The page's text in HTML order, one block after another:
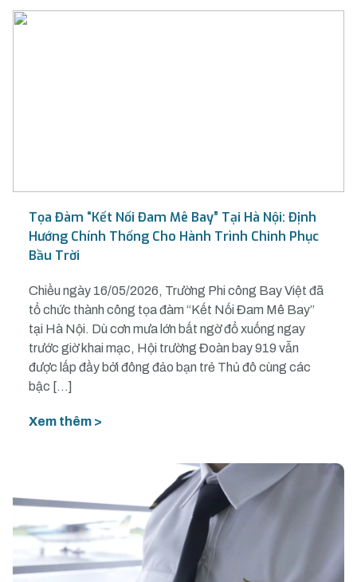
Tọa Đàm “Kết Nối Đam Mê Bay” Tại Hà Nội: Định
Hướng Chính Thống Cho Hành Trình Chinh Phục
Bầu Trời
Chiều ngày 16/05/2026, Trường Phi công Bay Việt đã
tổ chức thành công tọa đàm “Kết Nối Đam Mê Bay”
tại Hà Nội. Dù cơn mưa lớn bất ngờ đổ xuống ngay
trước giờ khai mạc, Hội trường Đoàn bay 919 vẫn
được lấp đầy bởi đông đảo bạn trẻ Thủ đô cùng các
bậc […]
Xem thêm >